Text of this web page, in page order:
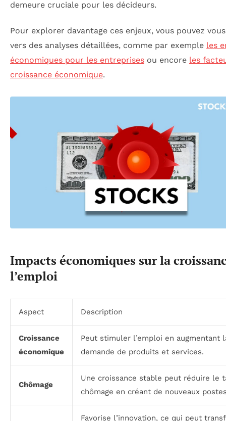
demeure cruciale pour les décideurs.
Pour explorer davantage ces enjeux, vous pouvez
vers des analyses détaillées, comme par exemple les
économiques pour les entreprises ou encore les
croissance économique.
Impacts économiques sur la
l’emploi
Aspect Description
Croissance
économique
Peut stimuler l’emploi en augmentant
demande de produits et services.
Chômage
Une croissance stable peut réduire le
chômage en créant de nouveaux
Favorise l’innovation, ce qui peut